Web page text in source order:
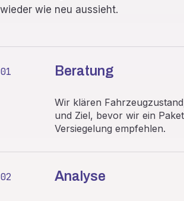
wieder wie neu aussieht.
01 Beratung
Wir klären
und Ziel, bevor wir ein
Versiegelung empfehlen.
02 Analyse